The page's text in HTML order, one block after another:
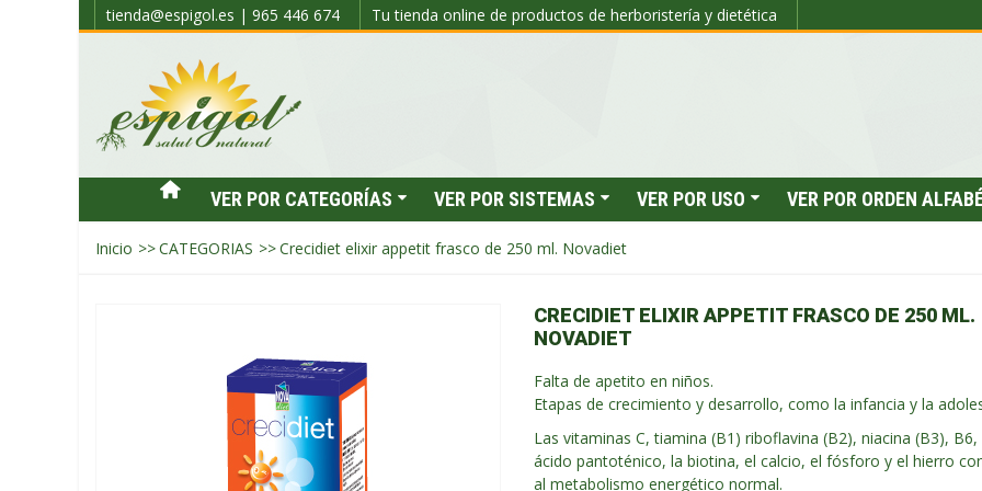
tienda@espigol.es | 965 446 674 Tu tienda online de productos de herboristería y dietética
VER POR CATEGORÍAS VER POR SISTEMAS VER POR USO VER POR ORDEN
Inicio >>CATEGORIAS >>Crecidiet elixir appetit frasco de 250 ml. Novadiet
CRECIDIET ELIXIR APPETIT FRASCO DE 250 ML.
NOVADIET
Falta de apetito en niños.
Etapas de crecimiento y desarrollo, como la infancia y la
Las vitaminas C, tiamina (B1) riboflavina (B2), niacina (B3), B6,
ácido pantoténico, la biotina, el calcio, el fósforo y el hierro
al metabolismo energético normal.